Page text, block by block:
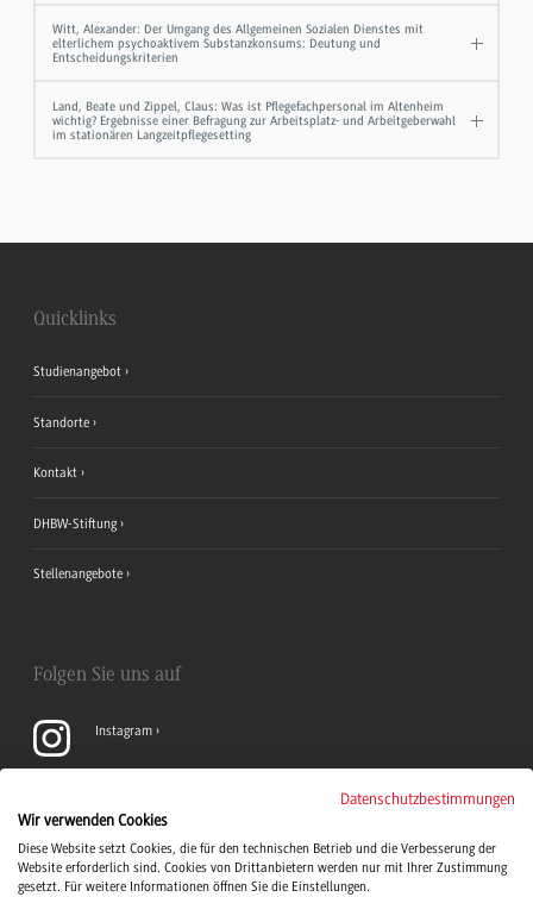
Witt, Alexander: Der Umgang des Allgemeinen Sozialen Dienstes mit
elterlichem psychoaktivem Substanzkonsums: Deutung und
Entscheidungskriterien
Land, Beate und Zippel, Claus: Was ist Pflegefachpersonal im Altenheim
wichtig? Ergebnisse einer Befragung zur Arbeitsplatz- und Arbeitgeberwahl
im stationären Langzeitpflegesetting
Quicklinks
Studienangebot
Standorte
Kontakt
DHBW-Stiftung
Stellenangebote
Folgen Sie uns auf
Instagram
LinkedIn
Datenschutzbestimmungen
Wir verwenden Cookies
Diese Website setzt Cookies, die für den technischen Betrieb und die Verbesserung der
Website erforderlich sind. Cookies von Drittanbietern werden nur mit Ihrer Zustimmung
gesetzt. Für weitere Informationen öffnen Sie die Einstellungen.